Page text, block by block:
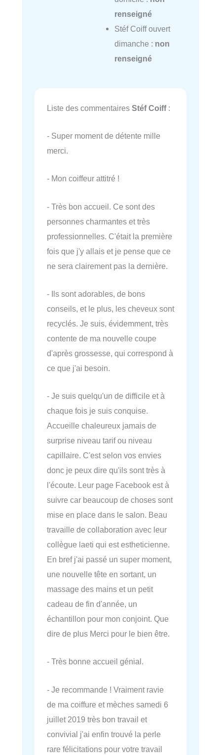
renseigné
Stéf Coiff ouvert
dimanche : non
renseigné
Liste des commentaires Stéf Coiff:
- Super moment de détente mille
merci.
- Mon coiffeur attitré !
- Très bon accueil. Ce sont des
personnes charmantes et très
professionnelles. C'était la première
fois que j'y allais et je pense que ce
ne sera clairement pas la dernière.
- Ils sont adorables, de bons
conseils, et le plus, les cheveux sont
recyclés. Je suis, évidemment, très
contente de ma nouvelle coupe
d'après grossesse, qui correspond à
ce que j'ai besoin.
- Je suis quelqu'un de difficile et à
chaque fois je suis conquise.
Accueille chaleureux jamais de
surprise niveau tarif ou niveau
capillaire. C'est selon vos envies
donc je peux dire qu'ils sont très à
l'écoute. Leur page Facebook est à
suivre car beaucoup de choses sont
mise en place dans le salon. Beau
travaille de collaboration avec leur
collègue laeti qui est estheticienne.
En bref j'ai passé un super moment,
une nouvelle tête en sortant, un
massage des mains et un petit
cadeau de fin d'année, un
échantillon pour mon conjoint. Que
dire de plus Merci pour le bien être.
- Très bonne accueil génial.
- Je recommande ! Vraiment ravie
de ma coiffure et mèches samedi 6
juillet 2019 très bon travail et
convivial j'ai enfin trouvé la perle
rare félicitations pour votre travail